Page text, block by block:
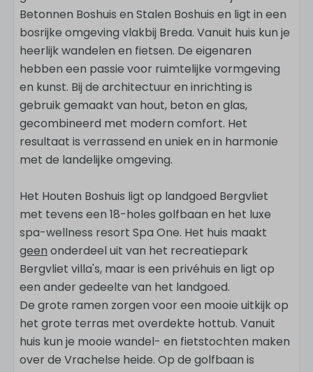
Betonnen Boshuis en Stalen Boshuis en ligt in een
bosrijke omgeving vlakbij Breda. Vanuit huis kun je
heerlijk wandelen en fietsen. De eigenaren
hebben een passie voor ruimtelijke vormgeving
en kunst. Bij de architectuur en inrichting is
gebruik gemaakt van hout, beton en glas,
gecombineerd met modern comfort. Het
resultaat is verrassend en uniek en in harmonie
met de landelijke omgeving.
Het Houten Boshuis ligt op landgoed Bergvliet
met tevens een 18-holes golfbaan en het luxe
spa-wellness resort Spa One. Het huis maakt
geen onderdeel uit van het recreatiepark
Bergvliet villa's, maar is een privéhuis en ligt op
een ander gedeelte van het landgoed.
De grote ramen zorgen voor een mooie uitkijk op
het grote terras met overdekte hottub. Vanuit
huis kun je mooie wandel- en fietstochten maken
over de Vrachelse heide. Op de golfbaan is